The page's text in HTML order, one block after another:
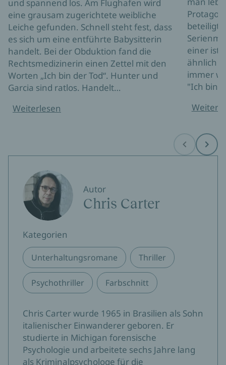
und spannend los. Am Flughafen wird
eine grausam zugerichtete weibliche
Leiche gefunden. Schnell steht fest, dass
es sich um eine entführte Babysitterin
handelt. Bei der Obduktion fand die
Rechtsmedizinerin einen Zettel mit den
Worten „Ich bin der Tod“. Hunter und
Garcia sind ratlos. Handelt…
Weiterlesen
beteiligt
einer ist-
ähnlich
immer
"Ich bin…
Before Next
Autor
Chris Carter
Kategorien
Unterhaltungsromane Thriller
Psychothriller Farbschnitt
Chris Carter wurde 1965 in Brasilien als Sohn
italienischer Einwanderer geboren. Er
studierte in Michigan forensische
Psychologie und arbeitete sechs Jahre lang
als Kriminalpsychologe für die